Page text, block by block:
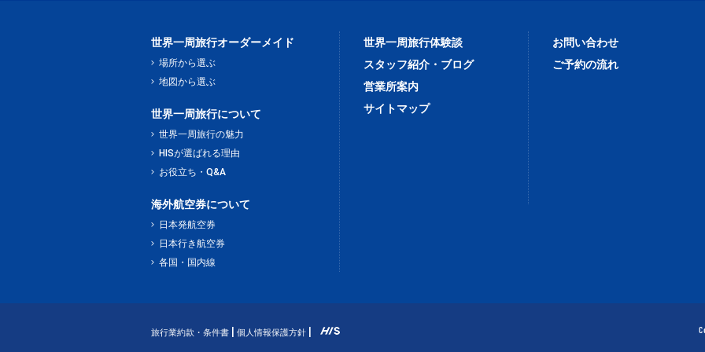
世界一周旅行オーダーメイド
場所から選ぶ
地図から選ぶ
世界一周旅行について
世界一周旅行の魅力
HISが選ばれる理由
お役立ち・Q&A
海外航空券について
日本発航空券
日本行き航空券
各国・国内線
世界一周旅行体験談
スタッフ紹介・ブログ
営業所案内
サイトマップ
お問い合わせ
ご予約の流れ
旅行業約款・条件書 個人情報保護方針